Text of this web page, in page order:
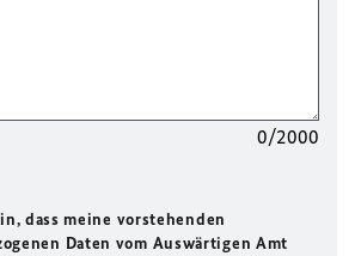
0/2000
dass meine vorstehenden
Daten vom Auswärtigen Amt